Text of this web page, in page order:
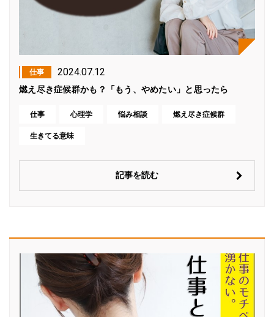
仕事 2024.07.12
燃え尽き症候群かも？「もう、やめたい」と思ったら
仕事 心理学 悩み相談 燃え尽き症候群
生きてる意味
記事を読む